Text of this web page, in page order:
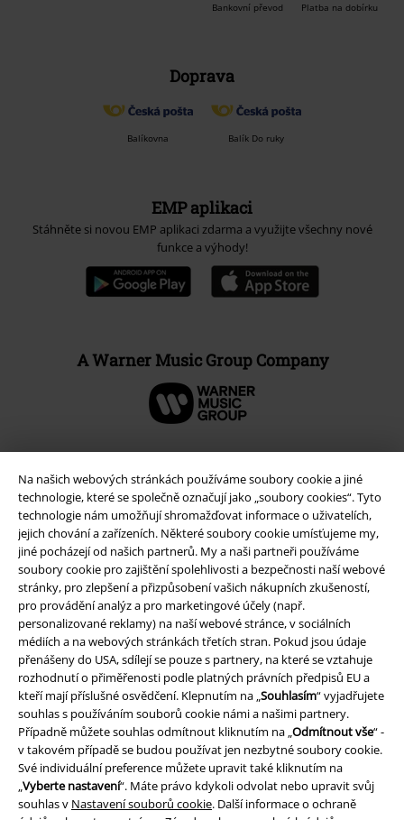
Na našich webových stránkách používáme soubory cookie a jiné
technologie, které se společně označují jako „soubory cookies“. Tyto
technologie nám umožňují shromažďovat informace o uživatelích,
jejich chování a zařízeních. Některé soubory cookie umísťujeme my,
jiné pocházejí od našich partnerů. My a naši partneři používáme
soubory cookie pro zajištění spolehlivosti a bezpečnosti naší webové
stránky, pro zlepšení a přizpůsobení vašich nákupních zkušeností,
pro provádění analýz a pro marketingové účely (např.
personalizované reklamy) na naší webové stránce, v sociálních
médiích a na webových stránkách třetích stran. Pokud jsou údaje
přenášeny do USA, sdílejí se pouze s partnery, na které se vztahuje
rozhodnutí o přiměřenosti podle platných právních předpisů EU a
kteří mají příslušné osvědčení. Klepnutím na „Souhlasím“ vyjadřujete
souhlas s používáním souborů cookie námi a našimi partnery.
Případně můžete souhlas odmítnout kliknutím na „Odmítnout vše“ -
v takovém případě se budou používat jen nezbytné soubory cookie.
Své individuální preference můžete upravit také kliknutím na
„Vyberte nastavení“. Máte právo kdykoli odvolat nebo upravit svůj
souhlas v Nastavení souborů cookie. Další informace o ochraně
Bankovní převod Platba na dobírku
Doprava
Balíkovna Balík Do ruky
EMP aplikaci
Stáhněte si novou EMP aplikaci zdarma a využijte všechny nové
funkce a výhody!
A Warner Music Group Company
Právní informace
Podmínky
Prohlášení
Ochrana osobních údajů
Likvidace odpadu a ochrana životního prostředí
Prohlášení o shodě